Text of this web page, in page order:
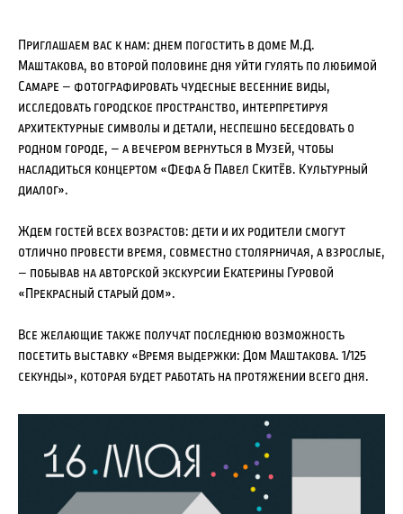
Приглашаем вас к нам: днем погостить в доме М.Д.
Маштакова, во второй половине дня уйти гулять по любимой
Самаре – фотографировать чудесные весенние виды,
исследовать городское пространство, интерпретируя
архитектурные символы и детали, неспешно беседовать о
родном городе, – а вечером вернуться в Музей, чтобы
насладиться концертом «Фефа & Павел Скитёв. Культурный
диалог».
Ждем гостей всех возрастов: дети и их родители смогут
отлично провести время, совместно столярничая, а взрослые,
– побывав на авторской экскурсии Екатерины Гуровой
«Прекрасный старый дом».
Все желающие также получат последнюю возможность
посетить выставку «Время выдержки: Дом Маштакова. 1/125
секунды», которая будет работать на протяжении всего дня.